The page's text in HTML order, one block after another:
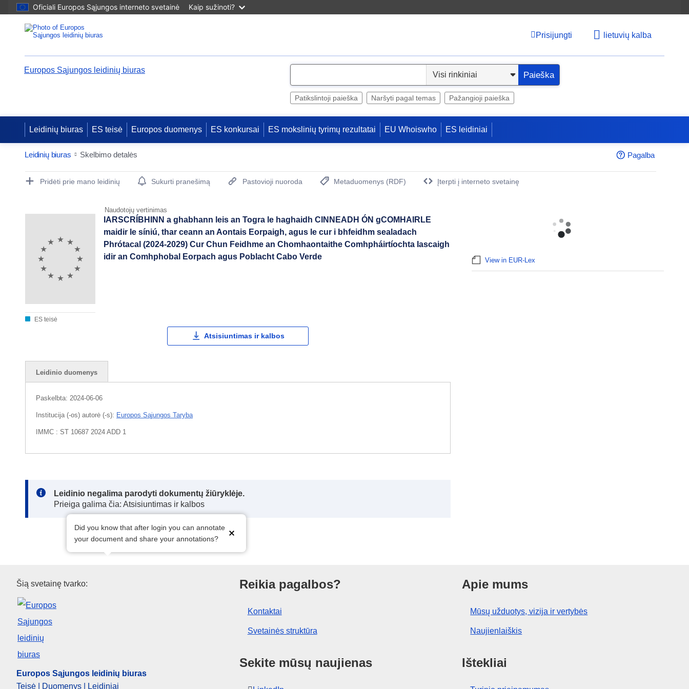
Oficiali Europos Sąjungos interneto svetainė Kaip sužinoti?
Prisijungti lietuvių kalba
Europos Sąjungos leidinių biuras
e
Paieška
Patikslintoji paieška Naršyti pagal temas Pažangioji paieška
Leidinių biuras ES teisė Europos duomenys ES konkursai ES mokslinių tyrimų rezultatai EU Whoiswho ES leidiniai
Leidinių biuras Skelbimo detalės Pagalba
Publication Detail Actions Portlet
Pridėti prie mano leidinių Sukurti pranešimą Pastovioji nuoroda
Metaduomenys (RDF)
Įterpti į interneto svetainę
Naudotojų vertinimas
ES teisė
IARSCRÍBHINN a ghabhann leis an Togra le haghaidh CINNEADH ÓN gCOMHAIRLE
maidir le síniú, thar ceann an Aontais Eorpaigh, agus le cur i bhfeidhm sealadach
Phrótacal (2024-2029) Cur Chun Feidhme an Chomhaontaithe Comhpháirtíochta Iascaigh
idir an Comhphobal Eorpach agus Poblacht Cabo Verde
Atsisiuntimas ir kalbos
Leidinio duomenys
Paskelbta: 2024-06-06
Institucija (-os) autorė (-s): Europos Sąjungos Taryba
IMMC : ST 10687 2024 ADD 1
Note:
Leidinio negalima parodyti dokumentų žiūryklėje.
Prieiga galima čia: Atsisiuntimas ir kalbos
Did you know that after login you can annotate
your document and share your annotations?
View in EUR-Lex
Europos Sąjungos leidinių biuras
Šią svetainę tvarko:
Europos Sąjungos leidinių biuras
Teisė | Duomenys | Leidiniai
Reikia pagalbos?
Kontaktai
Svetainės struktūra
Sekite mūsų naujienas
Apie mums
Mūsų užduotys, vizija ir vertybės
Naujienlaiškis
Ištekliai